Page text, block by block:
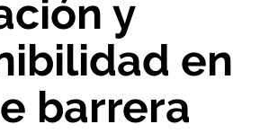
y
en
barrera